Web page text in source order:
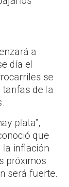
a
día el
se
de la
plata”,
que
inflación
próximos
será fuerte.